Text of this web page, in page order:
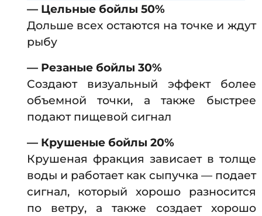
— Цельные бойлы 50%
Дольше всех остаются на точке и ждут
рыбу
— Резаные бойлы 30%
Создают визуальный эффект более
объемной точки, а также быстрее
подают пищевой сигнал
— Крушеные бойлы 20%
Крушеная фракция зависает в толще
воды и работает как сыпучка — подает
сигнал, который хорошо разносится
по ветру, а также создает хорошо